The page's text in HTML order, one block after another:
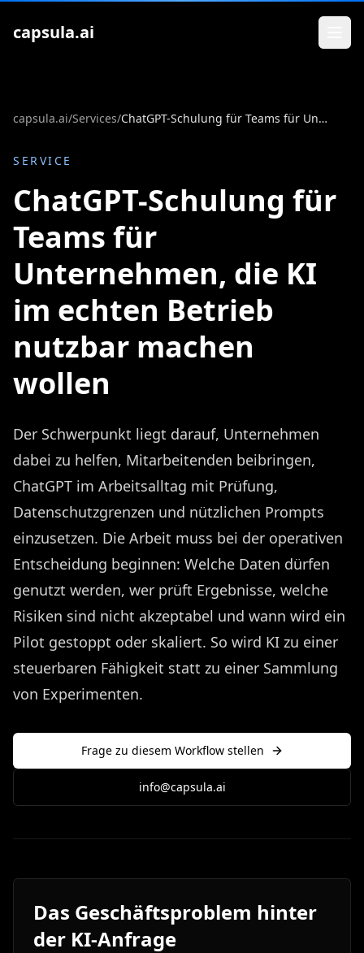
capsula.ai
capsula.ai/Services/ ChatGPT-Schulung für Teams für Unternehmen, die KI im echten Betrieb nutzbar machen wollen
SERVICE
ChatGPT-Schulung für
Teams für
Unternehmen, die KI
im echten Betrieb
nutzbar machen
wollen
Der Schwerpunkt liegt darauf, Unternehmen
dabei zu helfen, Mitarbeitenden beibringen,
ChatGPT im Arbeitsalltag mit Prüfung,
Datenschutzgrenzen und nützlichen Prompts
einzusetzen. Die Arbeit muss bei der operativen
Entscheidung beginnen: Welche Daten dürfen
genutzt werden, wer prüft Ergebnisse, welche
Risiken sind nicht akzeptabel und wann wird ein
Pilot gestoppt oder skaliert. So wird KI zu einer
steuerbaren Fähigkeit statt zu einer Sammlung
von Experimenten.
Frage zu diesem Workflow stellen
info@capsula.ai
Das Geschäftsproblem hinter
der KI-Anfrage